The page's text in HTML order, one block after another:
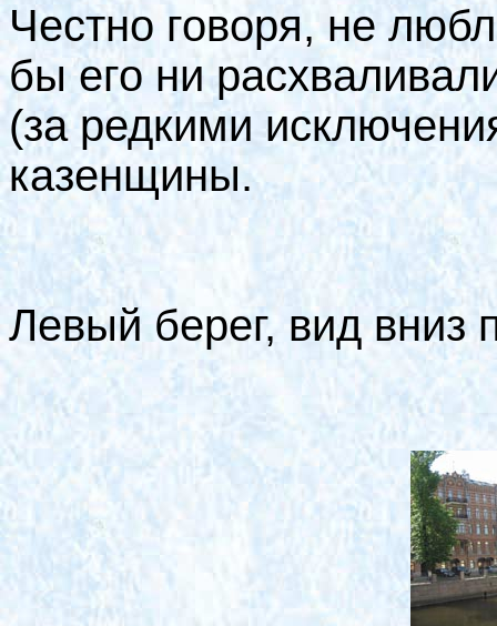
Честно говоря, не
бы его ни
(за редкими
казенщины.
Левый берег, вид вниз